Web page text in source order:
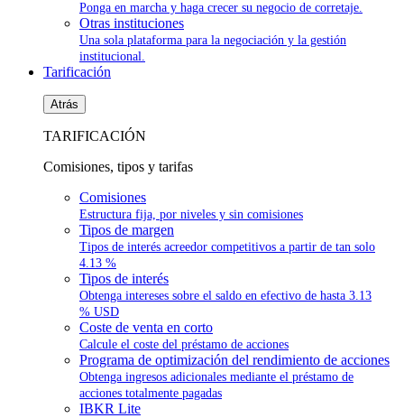
Ponga en marcha y haga crecer su negocio de corretaje.
Otras instituciones
Una sola plataforma para la negociación y la gestión
institucional.
Tarificación
Atrás
TARIFICACIÓN
Comisiones, tipos y tarifas
Comisiones
Estructura fija, por niveles y sin comisiones
Tipos de margen
Tipos de interés acreedor competitivos a partir de tan solo
4.13 %
Tipos de interés
Obtenga intereses sobre el saldo en efectivo de hasta 3.13
% USD
Coste de venta en corto
Calcule el coste del préstamo de acciones
Programa de optimización del rendimiento de acciones
Obtenga ingresos adicionales mediante el préstamo de
acciones totalmente pagadas
IBKR Lite